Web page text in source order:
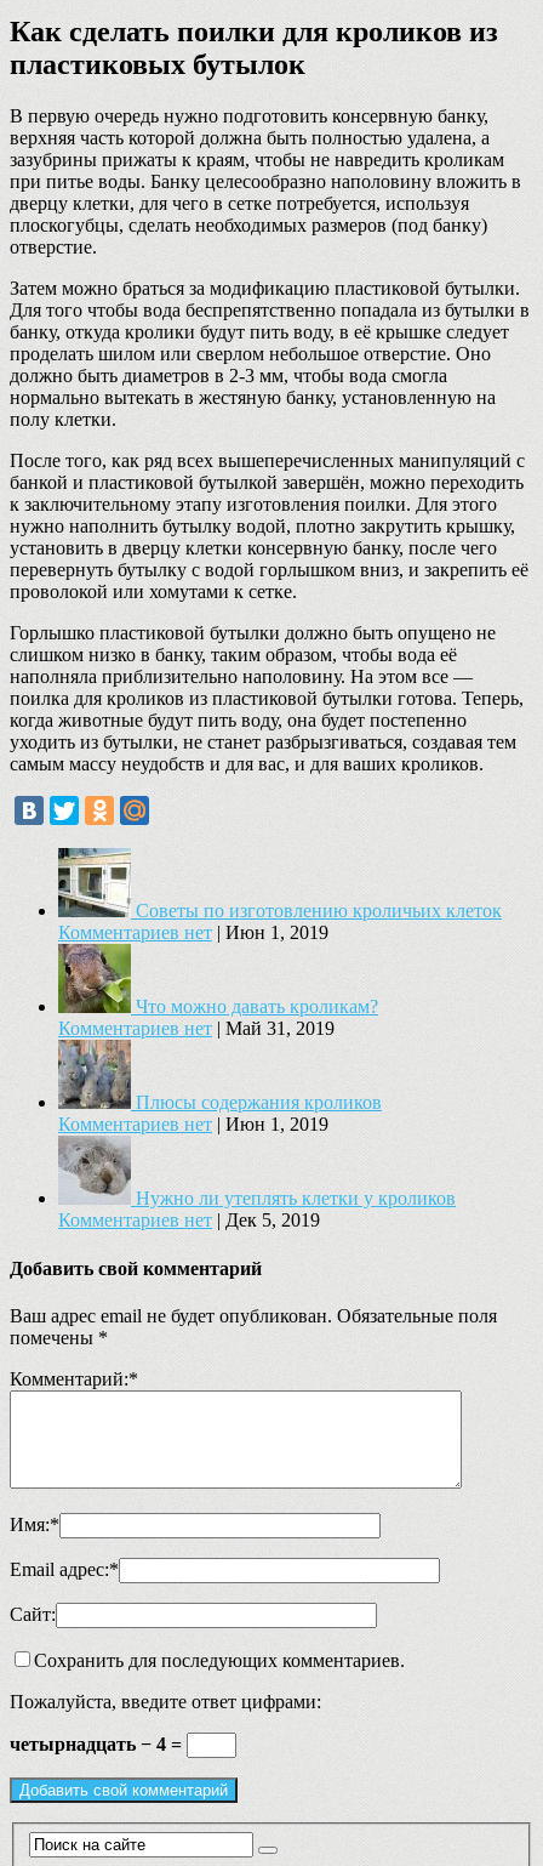
Как сделать поилки для кроликов из
пластиковых бутылок
В первую очередь нужно подготовить консервную банку,
верхняя часть которой должна быть полностью удалена, а
зазубрины прижаты к краям, чтобы не навредить кроликам
при питье воды. Банку целесообразно наполовину вложить в
дверцу клетки, для чего в сетке потребуется, используя
плоскогубцы, сделать необходимых размеров (под банку)
отверстие.
Затем можно браться за модификацию пластиковой бутылки.
Для того чтобы вода беспрепятственно попадала из бутылки в
банку, откуда кролики будут пить воду, в её крышке следует
проделать шилом или сверлом небольшое отверстие. Оно
должно быть диаметров в 2-3 мм, чтобы вода смогла
нормально вытекать в жестяную банку, установленную на
полу клетки.
После того, как ряд всех вышеперечисленных манипуляций с
банкой и пластиковой бутылкой завершён, можно переходить
к заключительному этапу изготовления поилки. Для этого
нужно наполнить бутылку водой, плотно закрутить крышку,
установить в дверцу клетки консервную банку, после чего
перевернуть бутылку с водой горлышком вниз, и закрепить её
проволокой или хомутами к сетке.
Горлышко пластиковой бутылки должно быть опущено не
слишком низко в банку, таким образом, чтобы вода её
наполняла приблизительно наполовину. На этом все —
поилка для кроликов из пластиковой бутылки готова. Теперь,
когда животные будут пить воду, она будет постепенно
уходить из бутылки, не станет разбрызгиваться, создавая тем
самым массу неудобств и для вас, и для ваших кроликов.
Советы по изготовлению кроличьих клеток
Комментариев нет | Июн 1, 2019
Что можно давать кроликам?
Комментариев нет | Май 31, 2019
Плюсы содержания кроликов
Комментариев нет | Июн 1, 2019
Нужно ли утеплять клетки у кроликов
Комментариев нет | Дек 5, 2019
Добавить свой комментарий
Ваш адрес email не будет опубликован. Обязательные поля
помечены *
Комментарий:*
Имя:*
Email адрес:*
Сайт:
Сохранить для последующих комментариев.
Пожалуйста, введите ответ цифрами:
четырнадцать − 4 =